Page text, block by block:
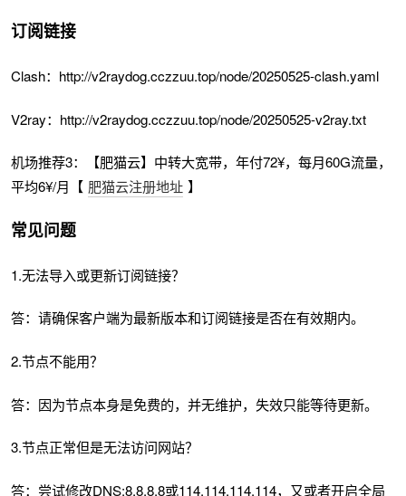
订阅链接
Clash：http://v2raydog.cczzuu.top/node/20250525-clash.yaml
V2ray：http://v2raydog.cczzuu.top/node/20250525-v2ray.txt
机场推荐3：【肥猫云】中转大宽带，年付72¥，每月60G流量，
平均6¥/月【 肥猫云注册地址 】
常见问题
1.无法导入或更新订阅链接？
答：请确保客户端为最新版本和订阅链接是否在有效期内。
2.节点不能用？
答：因为节点本身是免费的，并无维护，失效只能等待更新。
3.节点正常但是无法访问网站？
答：尝试修改DNS:8.8.8.8或114.114.114.114，又或者开启全局